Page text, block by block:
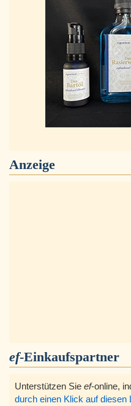
Anzeige
ef-Einkaufspartner
Unterstützen Sie ef-online,
durch einen Klick auf diesen